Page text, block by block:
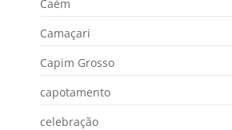
Caém
Camaçari
Capim Grosso
capotamento
celebração